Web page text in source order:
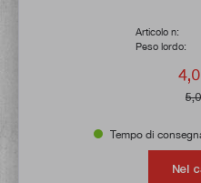
Articolo n:
Peso lordo:
Tempo di
Nel